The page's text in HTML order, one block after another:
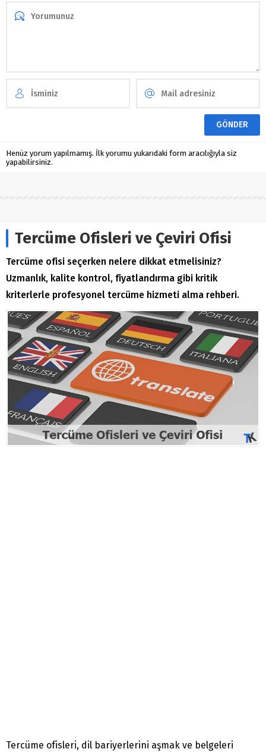
Henüz yorum yapılmamış. İlk yorumu yukarıdaki form aracılığıyla siz
yapabilirsiniz.
Tercüme Ofisleri ve Çeviri Ofisi
Tercüme ofisi seçerken nelere dikkat etmelisiniz?
Uzmanlık, kalite kontrol, fiyatlandırma gibi kritik
kriterlerle profesyonel tercüme hizmeti alma rehberi.
Tercüme ofisleri, dil bariyerlerini aşmak ve belgeleri